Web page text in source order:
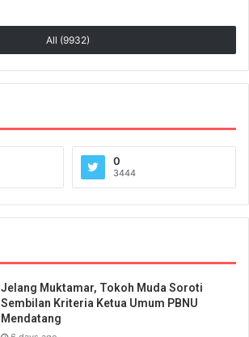
All (9932)
0
3444
Jelang Muktamar, Tokoh Muda Soroti
Sembilan Kriteria Ketua Umum PBNU
Mendatang